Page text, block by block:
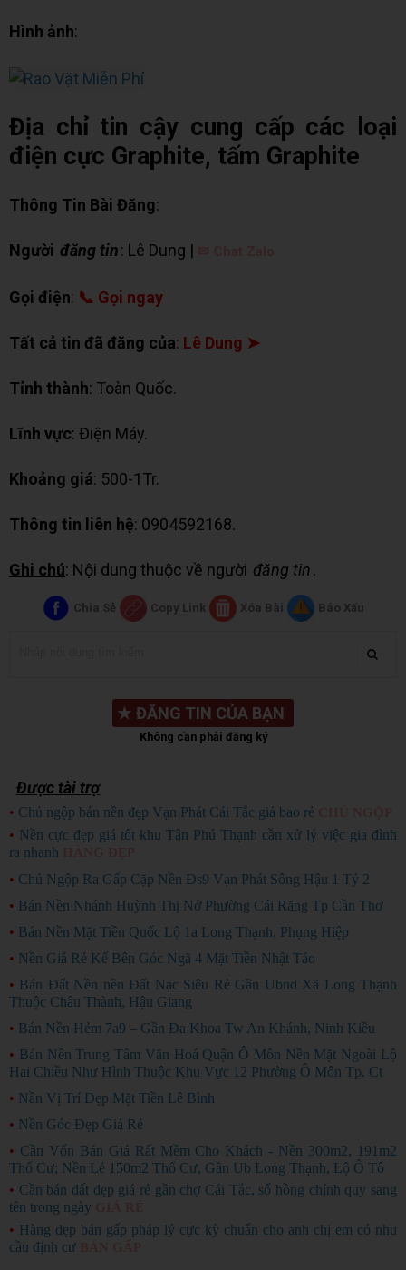
Hình ảnh:
Địa chỉ tin cậy cung cấp các loại
điện cực Graphite, tấm Graphite
Thông Tin Bài Đăng:
Người đăng tin: Lê Dung |
Gọi điện: 📞 Gọi ngay
Tất cả tin đã đăng của: Lê Dung ➤
Tỉnh thành: Toàn Quốc.
Lĩnh vực: Điện Máy.
Khoảng giá: 500-1Tr.
Thông tin liên hệ: 0904592168.
Ghi chú: Nội dung thuộc về người đăng tin.
Chia Sẻ Copy Link Xóa Bài Báo Xấu
★ ĐĂNG TIN CỦA BẠN
Không cần phải đăng ký
Được tài trợ
• Chủ ngộp bán nền đẹp Vạn Phát Cái Tắc giá bao rẻ
• Nền cực đẹp giá tốt khu Tân Phú Thạnh cần xử lý việc gia đình
ra nhanh
• Chủ Ngộp Ra Gấp Cặp Nền Đs9 Vạn Phát Sông Hậu 1 Tỷ 2
• Bán Nền Nhánh Huỳnh Thị Nở Phường Cái Răng Tp Cần Thơ
• Bán Nền Mặt Tiền Quốc Lộ 1a Long Thạnh, Phụng Hiệp
• Nền Giá Rẻ Kế Bên Góc Ngã 4 Mặt Tiền Nhật Tảo
• Bán Đất Nền nền Đất Nạc Siêu Rẻ Gần Ubnd Xã Long Thạnh
Thuộc Châu Thành, Hậu Giang
• Bán Nền Hẻm 7a9 – Gần Đa Khoa Tw An Khánh, Ninh Kiều
• Bán Nền Trung Tâm Văn Hoá Quận Ô Môn Nền Mặt Ngoài Lộ
Hai Chiều Như Hình Thuộc Khu Vực 12 Phường Ô Môn Tp. Ct
• Nần Vị Trí Đẹp Mặt Tiền Lê Bình
• Nền Góc Đẹp Giá Rẻ
• Cần Vốn Bán Giá Rất Mềm Cho Khách - Nền 300m2, 191m2
Thổ Cư; Nền Lẻ 150m2 Thổ Cư, Gần Ub Long Thạnh, Lộ Ô Tô
• Cần bán đất đẹp giá rẻ gần chợ Cái Tắc, sổ hồng chính quy sang
tên trong ngày
• Hàng đẹp bán gấp pháp lý cực kỳ chuẩn cho anh chị em có nhu
cầu định cư